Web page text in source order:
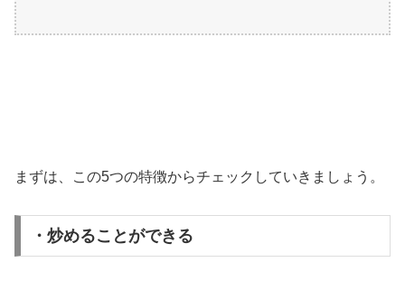
まずは、この5つの特徴からチェックしていきましょう。
・炒めることができる